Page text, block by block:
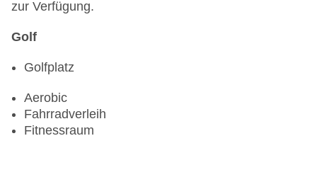
zur Verfügung.
Golf
Golfplatz
Aerobic
Fahrradverleih
Fitnessraum